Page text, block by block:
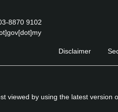
8870 9102
Disclaimer
viewed by using the latest version